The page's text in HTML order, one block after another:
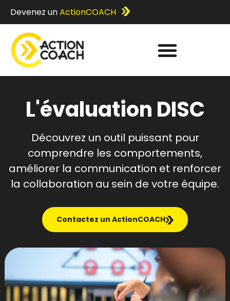
Devenez unActionCOACH
L'évaluation DISC
Découvrez un outil puissant pour
comprendre les comportements,
améliorer la communication et renforcer
la collaboration au sein de votre équipe.
Contactez un ActionCOACH